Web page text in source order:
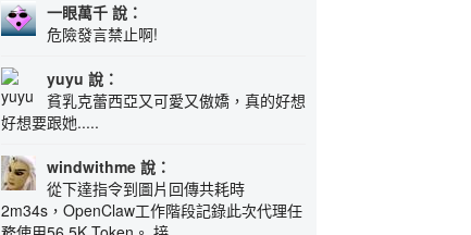
一眼萬千 說：
危險發言禁止啊!
yuyu 說：
貧乳克蕾西亞又可愛又傲嬌，真的好想
好想要跟她.....
windwithme 說：
從下達指令到圖片回傳共耗時
2m34s，OpenClaw工作階段記錄此次代理任